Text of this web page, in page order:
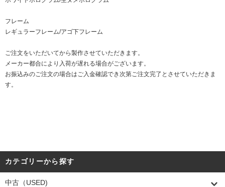
フレーム
レギュラーフレーム/アゴ下フレーム
ご注文をいただいてから製作させていただきます。
メーカー都合により入荷が遅れる場合がございます。
お振込みのご注文の場合はご入金確認でき次第ご注文完了とさせていただきま
す。
カテゴリーから探す
中古（USED)